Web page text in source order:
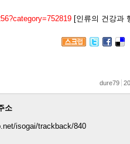
[인류의 건강과
dure79
소
isogai/trackback/840